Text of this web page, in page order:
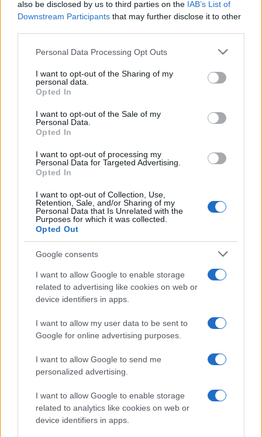
also be disclosed by us to third parties on the IAB’s List of
Downstream Participants that may further disclose it to other
Please note that this website/app uses one or more Google
not limited to your visit or usage behaviour. You may click to
grant or deny consent to Google and its third-party tags to
use your data for below specified purposes in below Google
consent section.
Personal Data Processing Opt Outs
I want to opt-out of the Sharing of my
personal data.
Opted In
I want to opt-out of the Sale of my
Personal Data.
Opted In
I want to opt-out of processing my
Personal Data for Targeted Advertising.
Opted In
I want to opt-out of Collection, Use,
Retention, Sale, and/or Sharing of my
Personal Data that Is Unrelated with the
Purposes for which it was collected.
Opted Out
Google consents
I want to allow Google to enable storage
related to advertising like cookies on web or
device identifiers in apps.
I want to allow my user data to be sent to
Google for online advertising purposes.
I want to allow Google to send me
personalized advertising.
I want to allow Google to enable storage
related to analytics like cookies on web or
device identifiers in apps.
NECROLOGIE
Mario Malu
Paolo Pinna
Martina Agostina Diturco
I nostri cari
I nostri cari
I nostri cari